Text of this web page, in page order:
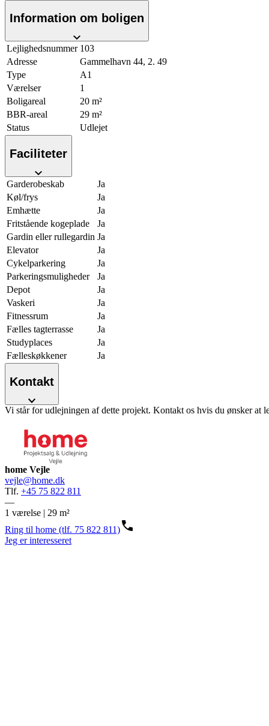
Information om boligen
Lejlighedsnummer 103
Adresse
Gammelhavn 44, 2. 49
Type
A1
Værelser
1
Boligareal
20 m²
BBR-areal
29 m²
Status
Udlejet
Faciliteter
Garderobeskab
Ja
Køl/frys
Ja
Emhætte
Ja
Fritstående kogeplade
Ja
Gardin eller rullegardin Ja
Elevator
Ja
Cykelparkering
Ja
Parkeringsmuligheder
Ja
Depot
Ja
Vaskeri
Ja
Fitnessrum
Ja
Fælles tagterrasse
Ja
Studyplaces
Ja
Fælleskøkkener
Ja
Kontakt
Vi står for udlejningen af dette projekt. Kontakt os hvis du ønsker at
home Vejle
vejle@home.dk
Tlf. +45 75 822 811
—
1 værelse | 29 m²
Ring til home (tlf. 75 822 811)
Jeg er interesseret